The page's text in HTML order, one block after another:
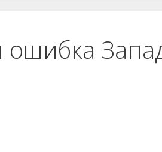
ошибка